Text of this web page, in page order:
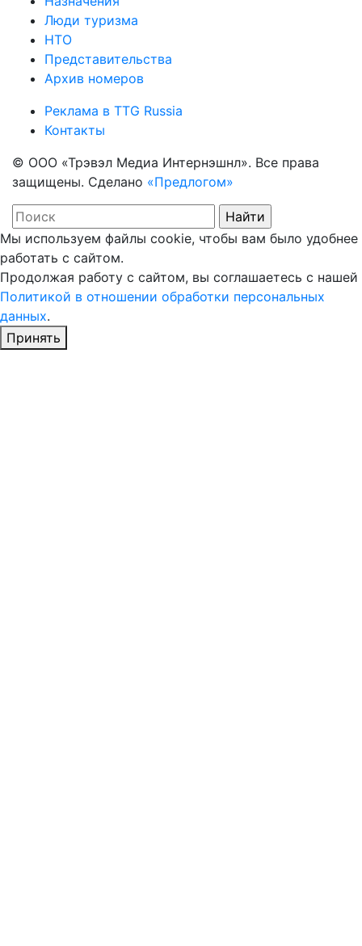
Люди туризма
НТО
Представительства
Архив номеров
Реклама в TTG Russia
Контакты
© ООО «Трэвэл Медиа Интернэшнл». Все права
защищены. Сделано «Предлогом»
Мы используем файлы cookie, чтобы вам было удобнее
работать с сайтом.
Продолжая работу с сайтом, вы соглашаетесь с нашей
Политикой в отношении обработки персональных
данных.
Принять